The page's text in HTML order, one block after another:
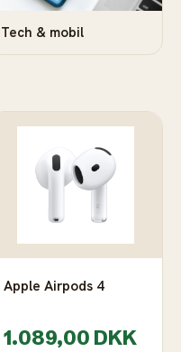
Tech & mobil
Apple Airpods 4
1.089,00 DKK